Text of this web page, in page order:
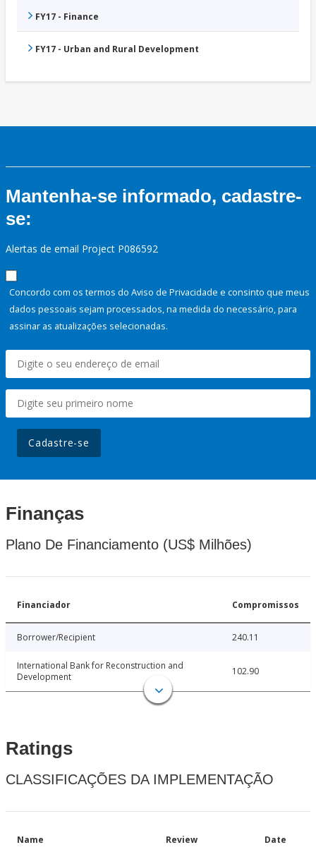
FY17 - Finance
FY17 - Urban and Rural Development
Mantenha-se informado, cadastre-
se:
Alertas de email Project P086592
Concordo com os termos do Aviso de Privacidade e consinto que meus
dados pessoais sejam processados, na medida do necessário, para
assinar as atualizações selecionadas.
Cadastre-se
Finanças
Plano De Financiamento (US$ Milhões)
Financiador Compromissos
Borrower/Recipient 240.11
International Bank for Reconstruction and
Development
102.90
Ratings
CLASSIFICAÇÕES DA IMPLEMENTAÇÃO
Name Review Date